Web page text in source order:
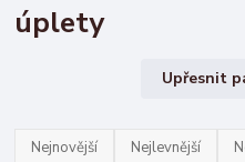
úplety
Upřesnit
Nejnovější Nejlevnější